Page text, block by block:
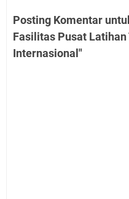
Posting Komentar
Fasilitas Pusat
Internasional"